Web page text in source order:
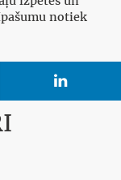
notiek
